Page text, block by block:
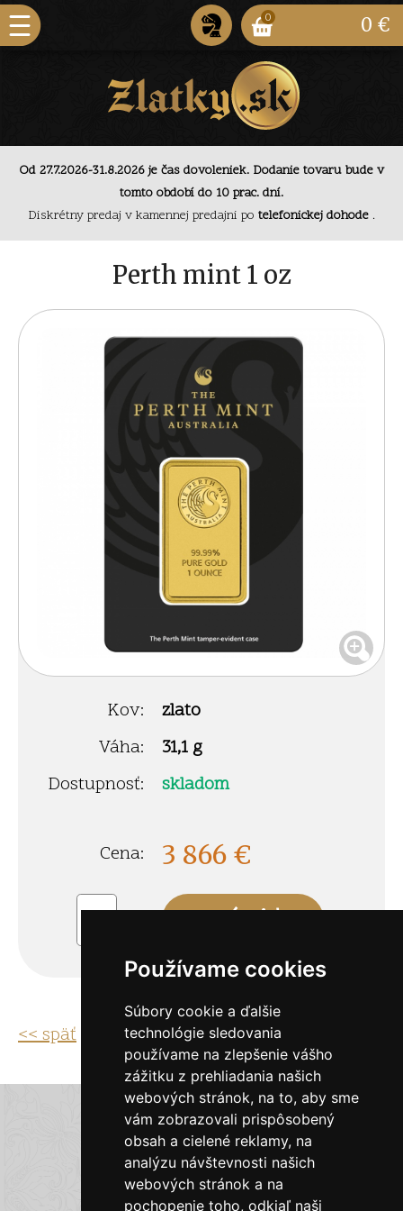
Používame cookies
Súbory cookie a ďalšie
technológie sledovania
používame na zlepšenie vášho
zážitku z prehliadania našich
webových stránok, na to, aby sme
vám zobrazovali prispôsobený
obsah a cielené reklamy, na
analýzu návštevnosti našich
webových stránok a na
pochopenie toho, odkiaľ naši
0 0 €
Od 27.7.2026-31.8.2026 je čas dovoleniek. Dodanie
tovaru bude v tomto období do 10 prac. dní.
Diskrétny predaj v kamennej predajni potelefonickej
dohode.
Od 27.7.2026-31.8.2026 je čas dovoleniek. Dodanie
tovaru bude v tomto období do 10 prac. dní.
Od 27.7.2026-31.8.2026 je čas dovoleniek. Dodanie tovaru bude v
tomto období do 10 prac. dní.
Diskrétny predaj v kamennej predajni po telefonickej dohode .
Perth mint 1 oz
Kov:
zlato
Váha:
31,1 g
Dostupnosť:
skladom
Cena: 3 866 €
<< späť
E-shop Zlatky.sk
Obchodné podmienky